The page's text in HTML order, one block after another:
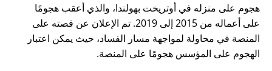
هجوم على منزله في أوتريخت بهولندا، والذي أعقب هجومًا
على أعماله من 2015 إلى 2019. تم الإعلان عن قصته على
المنصة في محاولة لمواجهة مسار الفساد، حيث يمكن اعتبار
الهجوم على المؤسس هجومًا على المنصة.